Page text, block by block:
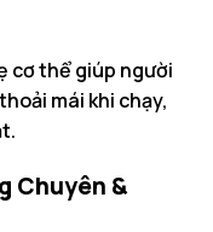
cơ thể giúp người
mái khi chạy,
Chuyên &